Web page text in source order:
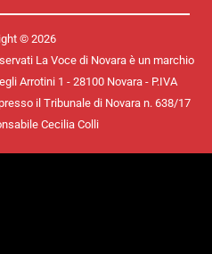
© 2026
La Voce di Novara è un marchio
Arrotini 1 - 28100 Novara - P.IVA
il Tribunale di Novara n. 638/17
Cecilia Colli